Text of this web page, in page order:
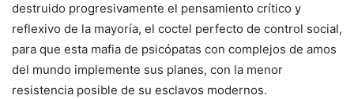
destruido progresivamente el pensamiento crítico y
reflexivo de la mayoría, el coctel perfecto de control social,
para que esta mafia de psicópatas con complejos de amos
del mundo implemente sus planes, con la menor
resistencia posible de su esclavos modernos.